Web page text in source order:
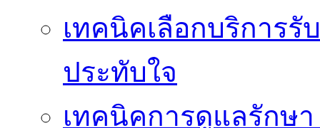
เทคนิคเลือกบริการรั
ประทับใจ
เทคนิคการดูแลรักษา